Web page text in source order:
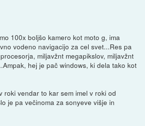
100x boljšo kamero kot moto g, ima
vodeno navigacijo za cel svet...Res pa
miljavžnt megapikslov, miljavžnt
hej je pač windows, ki dela tako kot
roki vendar to kar sem imel v roki od
je pa večinoma za sonyeve višje in